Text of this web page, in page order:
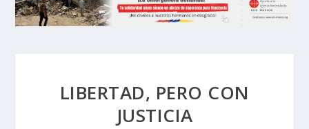
LIBERTAD, PERO CON
JUSTICIA